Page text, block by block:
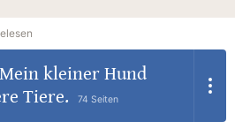
Mein kleiner Hund
Tiere.
74 Seiten